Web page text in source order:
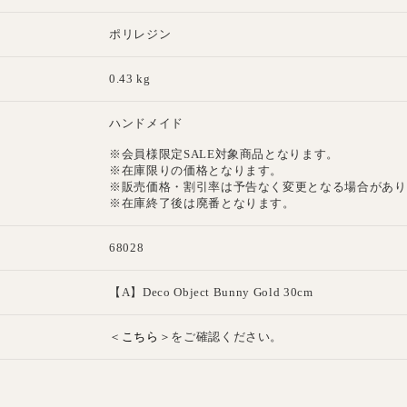
ポリレジン
0.43 kg
ハンドメイド
※会員様限定SALE対象商品となります。
※在庫限りの価格となります。
※販売価格・割引率は予告なく変更となる場合があ
※在庫終了後は廃番となります。
68028
【A】Deco Object Bunny Gold 30cm
＜ こちら ＞をご確認ください。